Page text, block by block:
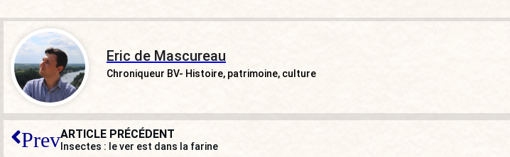
Eric de Mascureau
Chroniqueur BV- Histoire, patrimoine, culture
PrevARTICLE PRÉCÉDENT
Insectes : le ver est dans la farine